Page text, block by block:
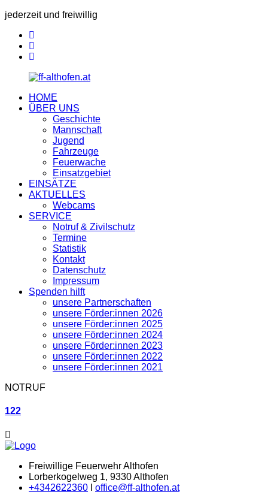
jederzeit und freiwillig
HOME
ÜBER UNS
Geschichte
Mannschaft
Jugend
Fahrzeuge
Feuerwache
Einsatzgebiet
EINSÄTZE
AKTUELLES
Webcams
SERVICE
Notruf & Zivilschutz
Termine
Statistik
Kontakt
Datenschutz
Impressum
Spenden hilft
unsere Partnerschaften
unsere Förder:innen 2026
unsere Förder:innen 2025
unsere Förder:innen 2024
unsere Förder:innen 2023
unsere Förder:innen 2022
unsere Förder:innen 2021
NOTRUF
122
Freiwillige Feuerwehr Althofen
Lorberkogelweg 1, 9330 Althofen
+4342622360
office@ff-althofen.at